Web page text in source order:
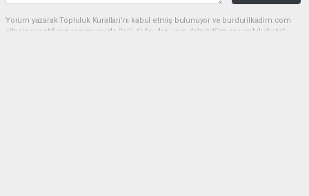
Yorum yazarak Topluluk Kuralları’nı kabul etmiş bulunuyor ve burdurilkadim.com
sitesine yaptığınız yorumunuzla ilgili doğrudan veya dolaylı tüm sorumluluğu tek